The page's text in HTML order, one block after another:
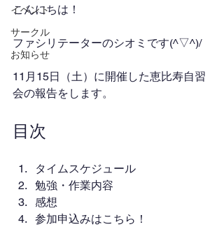
イベント
サークル
お知らせ
こんにちは！
ファシリテーターのシオミです(^▽^)/
11月15日（土）に開催した恵比寿自習
会の報告をします。
目次
タイムスケジュール
勉強・作業内容
感想
参加申込みはこちら！